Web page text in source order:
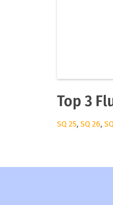
Top 3
SQ 25, SQ 26,